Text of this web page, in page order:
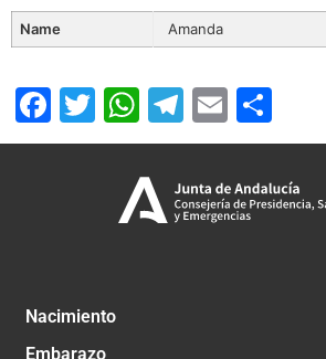
Name Amanda
Facebook
Twitter
WhatsApp
Telegram
Email
Nacimiento
Embarazo